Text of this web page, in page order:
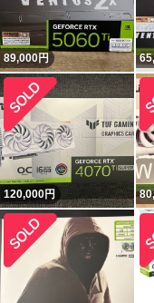
89,000円
120,000円